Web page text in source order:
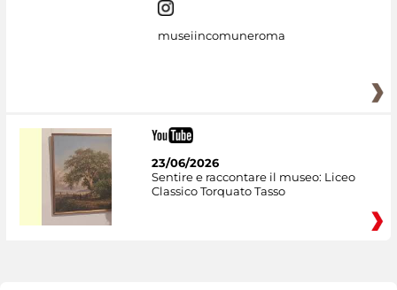
museiincomuneroma
23/06/2026
Sentire e raccontare il museo: Liceo
Classico Torquato Tasso